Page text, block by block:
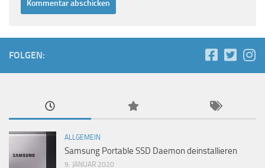
FOLGEN:
ALLGEMEIN
Samsung Portable SSD Daemon deinstallieren
9. JANUAR 2020